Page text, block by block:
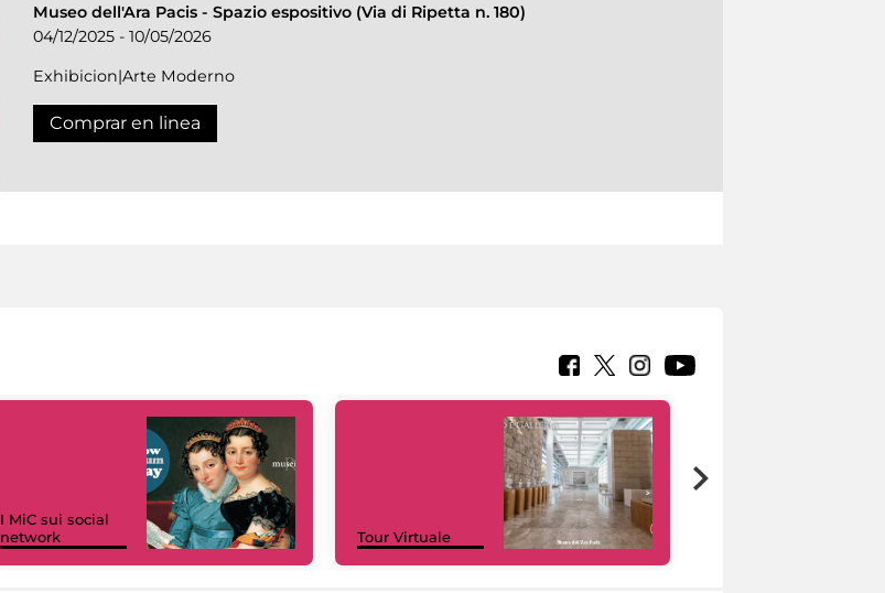
Museo dell'Ara Pacis - Spazio espositivo (Via di Ripetta n. 180)
04/12/2025 - 10/05/2026
Exhibicion|Arte Moderno
Comprar en linea
I MiC sui social
network
Tour Virtuale